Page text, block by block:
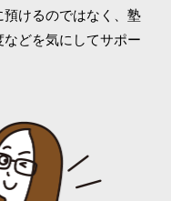
けるのではなく、塾
どを気にしてサポー